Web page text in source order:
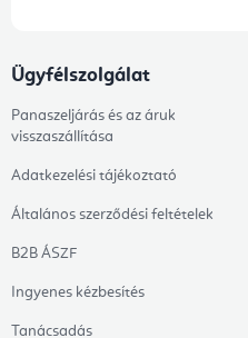
Ügyfélszolgálat
Panaszeljárás és az áruk
visszaszállítása
Adatkezelési tájékoztató
Általános szerződési feltételek
B2B ÁSZF
Ingyenes kézbesítés
Tanácsadás